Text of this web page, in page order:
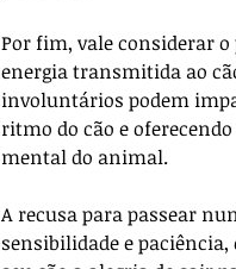
Por fim, vale considerar o
energia transmitida ao
involuntários podem
ritmo do cão e
mental do animal.
A recusa para passear
sensibilidade e